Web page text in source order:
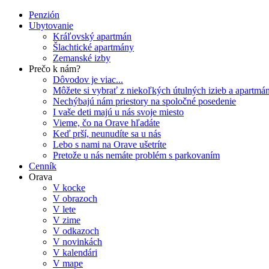
Penzión
Ubytovanie
Kráľovský apartmán
Šlachtické apartmány
Zemanské izby
Prečo k nám?
Dôvodov je viac...
Môžete si vybrať z niekoľkých útulných izieb a
Nechýbajú nám priestory na spoločné posedenie
I vaše deti majú u nás svoje miesto
Vieme, čo na Orave hľadáte
Keď prší, neunudíte sa u nás
Lebo s nami na Orave ušetríte
Pretože u nás nemáte problém s parkovaním
Cenník
Orava
V kocke
V obrazoch
V lete
V zime
V odkazoch
V novinkách
V kalendári
V mape